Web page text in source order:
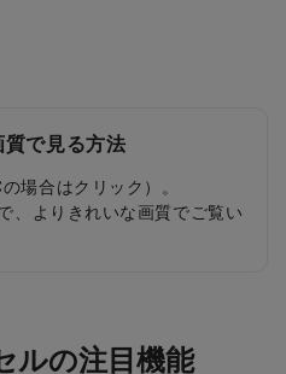
質で見る方法
場合はクリック）。
、よりきれいな画質でご覧い
ルの注目機能